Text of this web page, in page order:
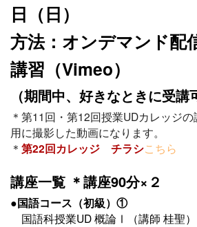
日（日）
方法：オンデマンド配
講習（Vimeo）
（期間中、好きなときに受講
＊第11回・第12回授業UDカレッジ
用に撮影した動画になります。
＊ 第22回カレッジ チラシこちら
講座一覧 ＊講座90分×２
●国語コース（初級）①
国語科授業UD 概論Ⅰ（講師 桂聖）